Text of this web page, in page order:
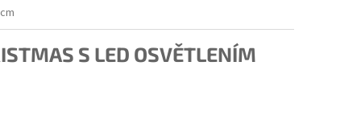
S LED OSVĚTLENÍM